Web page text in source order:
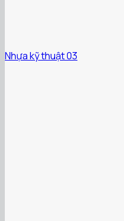
Nhựa kỹ thuật 03